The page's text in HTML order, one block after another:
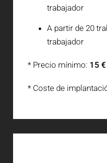
trabajador
A partir de 20
trabajador
* Precio mínimo: 15 €
* Coste de